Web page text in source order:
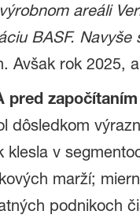
areáli
BASF.
Avšak rok 2025,
pred
dôsledkom
klesla v
marží;
podnikoch